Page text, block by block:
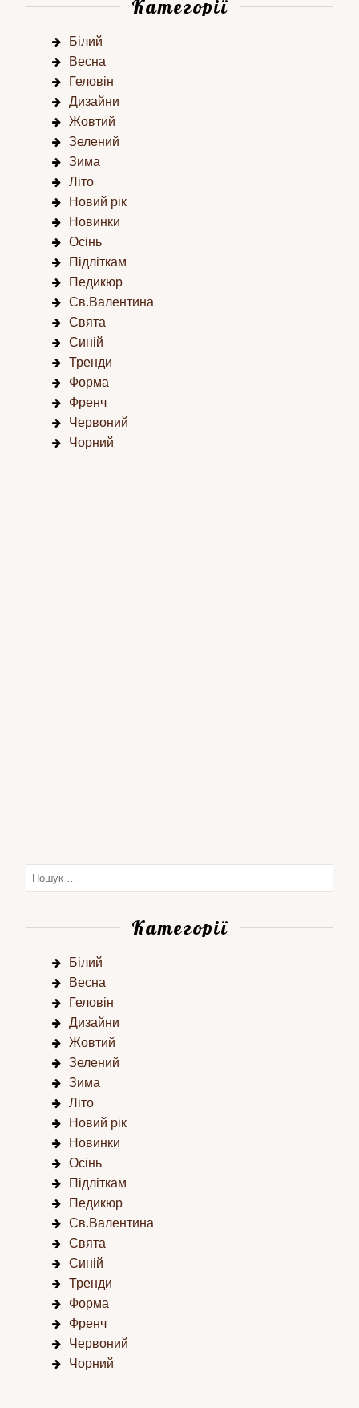
Категорії
Білий
Весна
Геловін
Дизайни
Жовтий
Зелений
Зима
Літо
Новий рік
Новинки
Осінь
Підліткам
Педикюр
Св.Валентина
Свята
Синій
Тренди
Форма
Френч
Червоний
Чорний
Категорії
Білий
Весна
Геловін
Дизайни
Жовтий
Зелений
Зима
Літо
Новий рік
Новинки
Осінь
Підліткам
Педикюр
Св.Валентина
Свята
Синій
Тренди
Форма
Френч
Червоний
Чорний